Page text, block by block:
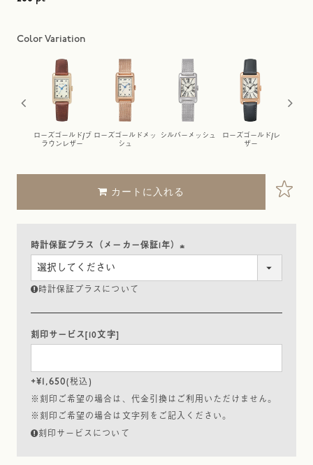
ローズゴールド/ブ
ラウンレザー
ローズゴールドメッ
シュ
シルバーメッシュ
ローズゴールド/レ
ザー
カートに入れる
時計保証プラス（メーカー保証1年）
時計保証プラスについて
刻印サービス[10文字]
+¥1,650 税込
※刻印ご希望の場合は、代金引換はご利用いただけません。
※刻印ご希望の場合は文字列をご記入ください。
刻印サービスについて